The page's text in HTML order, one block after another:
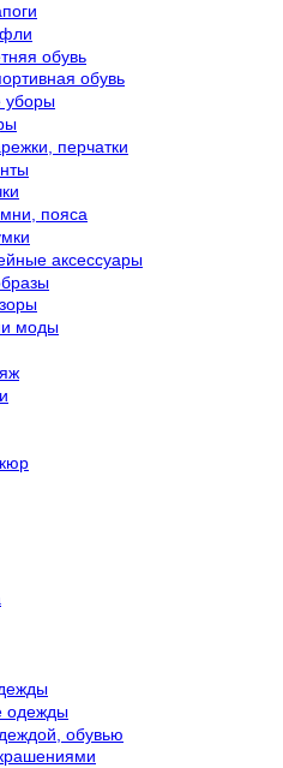
обувь
обувь
уборы
перчатки
пояса
аксессуары
моды
одежды
обувью